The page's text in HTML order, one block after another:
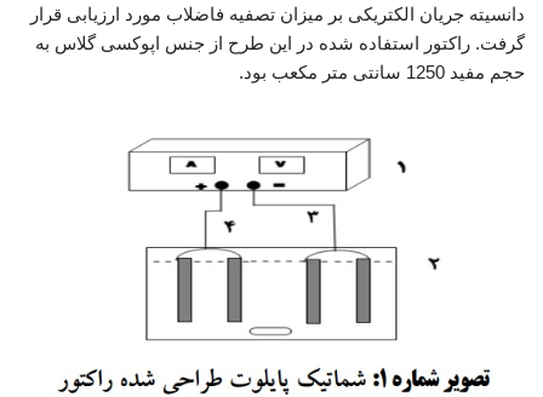
دانسیته جریان الکتریکی بر میزان تصفیه فاضلاب مورد ارزیابی قرار
گرفت. راکتور استفاده شده در این طرح از جنس اپوکسی گلاس به
حجم مفید 1250 سانتی متر مکعب بود.